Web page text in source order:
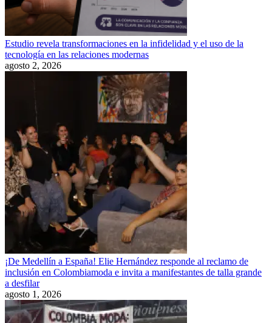
Estudio revela transformaciones en la infidelidad y el uso de la
tecnología en las relaciones modernas
agosto 2, 2026
¡De Medellín a España! Elie Hernández responde al reclamo de
inclusión en Colombiamoda e invita a manifestantes de talla grande
a desfilar
agosto 1, 2026